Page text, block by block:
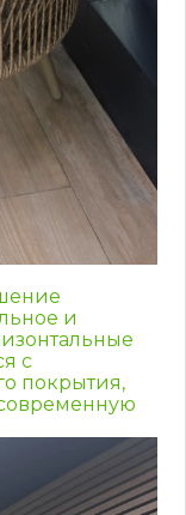
и
с
покрытия,